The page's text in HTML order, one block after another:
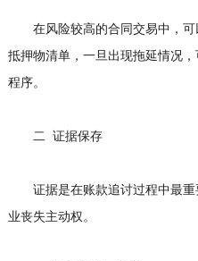
在风险较高的合同交易中，可
抵押物清单，一旦出现拖延情况
程序。
二 证据保存
证据是在账款追讨过程中最重
业丧失主动权。